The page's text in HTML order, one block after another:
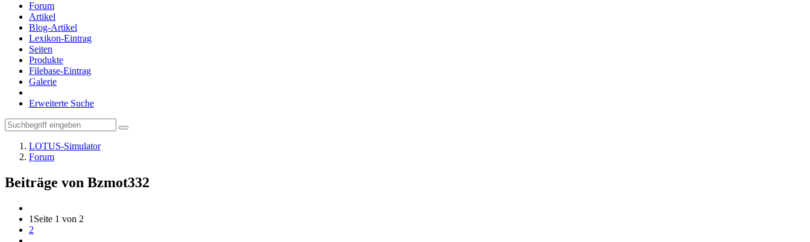
Forum
Artikel
Blog-Artikel
Lexikon-Eintrag
Seiten
Produkte
Filebase-Eintrag
Galerie
Erweiterte Suche
LOTUS-Simulator
Forum
Beiträge von Bzmot332
1 Seite 1 von 2
2